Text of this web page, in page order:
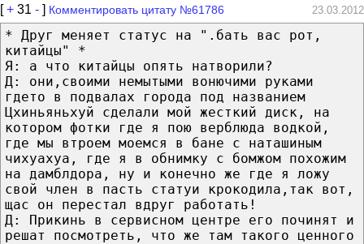
[+ 31 - ] Комментировать цитату №61786 23.03.2012
* Друг меняет статус на ".бать вас рот,
китайцы" *
Я: а что китайцы опять натворили?
Д: они,своими немытыми вонючими руками
гдето в подвалах города под названием
Цхиньяньхуй сделали мой жесткий диск, на
котором фотки где я пою верблюда водкой,
где мы втроем моемся в бане с наташиным
чихуахуа, где я в обнимку с бомжом похожим
на дамблдора, ну и конечно же где я ложу
свой член в пасть статуи крокодила,так вот,
щас он перестал вдруг работать!
Д: Прикинь в сервисном центре его починят и
решат посмотреть, что же там такого ценного